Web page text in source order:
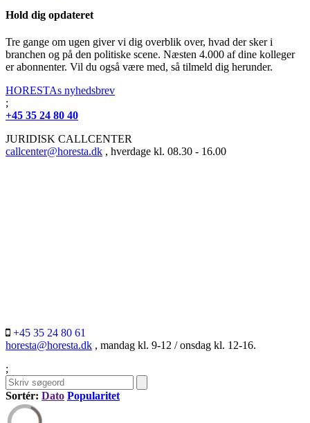
Hold dig opdateret
Tre gange om ugen giver vi dig overblik over, hvad der sker i
branchen og på den politiske scene. Næsten 4.000 af dine kolleger
er abonnenter. Vil du også være med, så tilmeld dig herunder.
HORESTAs nyhedsbrev
;
+45 35 24 80 40
JURIDISK CALLCENTER
callcenter@horesta.dk , hverdage kl. 08.30 - 16.00
+45 35 24 80 61
horesta@horesta.dk , mandag kl. 9-12 / onsdag kl. 12-16.
;
Sortér: Dato Popularitet